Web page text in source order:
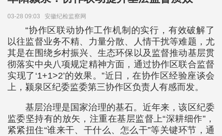
03-28 09:03 安徽纪检监察网
“协作区联动协作工作机制的实行，有效破解了
以往监督业务不精、力量分散、人情干扰等难题，尤
其是在围绕乡村振兴、生态环保以及监督推动基层贯
彻落实中央八项规定精神方面，通过协作区联合监督
实现了‘1+1>2’的效果。”近日，在协作区经验座谈会
上，颍泉区纪委监委第三协作区负责人有感而发。
基层治理是国家治理的基石。近年来，该区纪委
监委坚持有的放矢，注重在基层监督上“深耕细作”，
紧紧扭住“谁来干、干什么、怎么干”等关键环节，通